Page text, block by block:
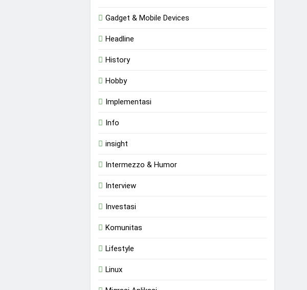
Gadget & Mobile Devices
Headline
History
Hobby
Implementasi
Info
insight
Intermezzo & Humor
Interview
Investasi
Komunitas
Lifestyle
Linux